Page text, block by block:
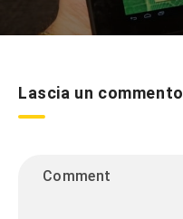
Lascia un commento